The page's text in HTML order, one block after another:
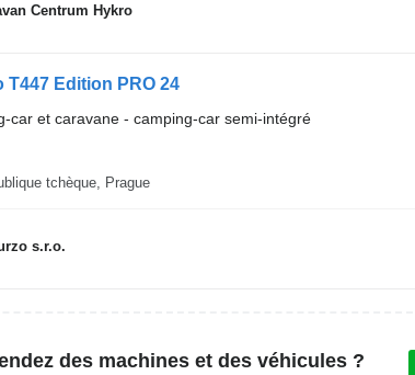
Centrum Hykro
T447 Edition PRO 24
car et caravane - camping-car semi-intégré
tchèque, Prague
s.r.o.
des machines et des véhicules ?